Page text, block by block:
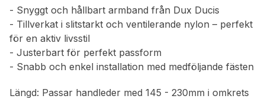
- Snyggt och hållbart armband från Dux Ducis
- Tillverkat i slitstarkt och ventilerande nylon – perfekt
för en aktiv livsstil
- Justerbart för perfekt passform
- Snabb och enkel installation med medföljande fästen
Längd: Passar handleder med 145 - 230mm i omkrets